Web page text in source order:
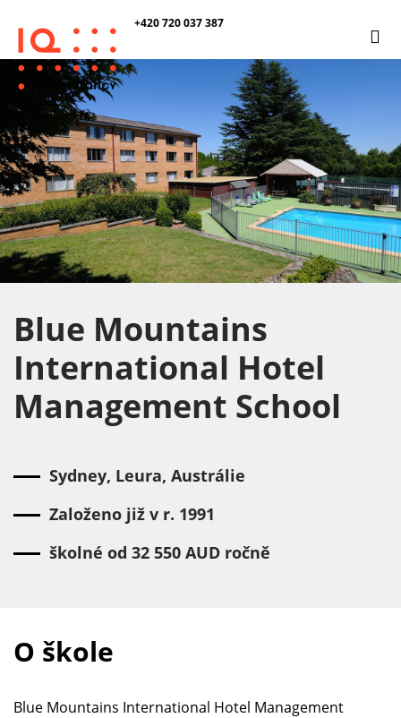
+420 720 037 387
Blue Mountains
International Hotel
Management School
Sydney, Leura, Austrálie
Založeno již v r. 1991
školné od 32 550 AUD ročně
O škole
Blue Mountains International Hotel Management